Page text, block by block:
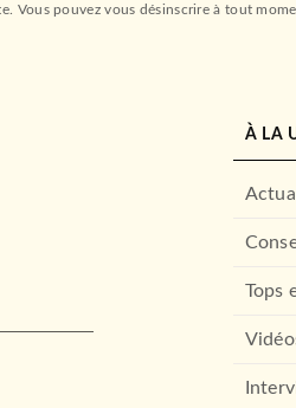
Vous pouvez vous désinscrire à tout
À LA
Tops